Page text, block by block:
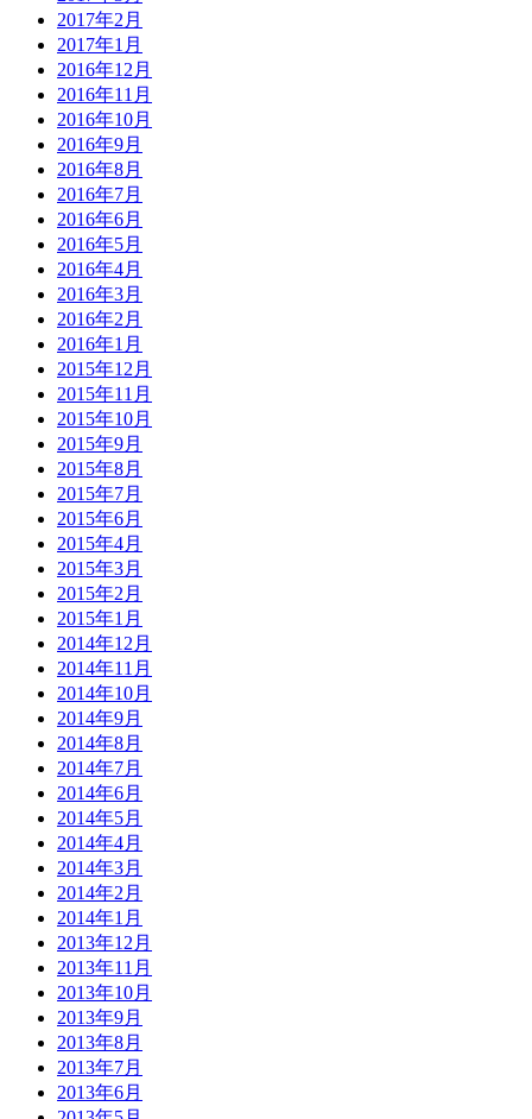
2017年2月
2017年1月
2016年12月
2016年11月
2016年10月
2016年9月
2016年8月
2016年7月
2016年6月
2016年5月
2016年4月
2016年3月
2016年2月
2016年1月
2015年12月
2015年11月
2015年10月
2015年9月
2015年8月
2015年7月
2015年6月
2015年4月
2015年3月
2015年2月
2015年1月
2014年12月
2014年11月
2014年10月
2014年9月
2014年8月
2014年7月
2014年6月
2014年5月
2014年4月
2014年3月
2014年2月
2014年1月
2013年12月
2013年11月
2013年10月
2013年9月
2013年8月
2013年7月
2013年6月